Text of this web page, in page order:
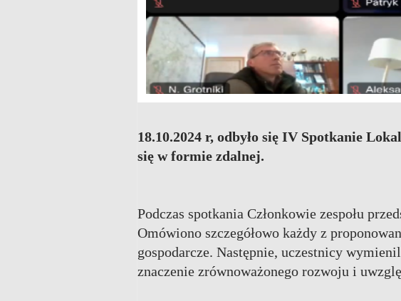
18.10.2024 r, odbyło się IV Spotkanie
się w formie zdalnej.
Podczas spotkania Członkowie zespołu
Omówiono szczegółowo każdy z
gospodarcze. Następnie, uczestnicy
znaczenie zrównoważonego rozwoju i